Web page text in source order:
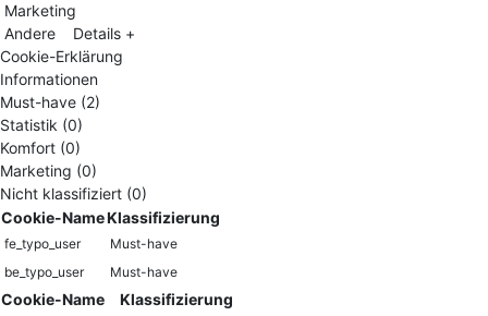
Marketing
Andere
Details +
Cookie-Erklärung
Informationen
Must-have (2)
Statistik (0)
Komfort (0)
Marketing (0)
Nicht klassifiziert (0)
Cookie-NameKlassifizierung
fe_typo_user
Must-have
be_typo_user
Must-have
Cookie-Name Klassifizierung